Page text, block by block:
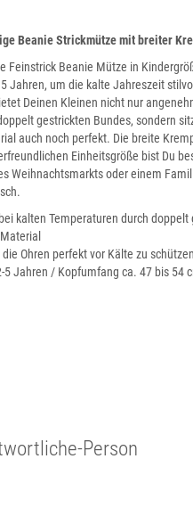
Beanie Strickmütze mit breiter
Feinstrick Beanie Mütze in
Jahren, um die kalte Jahreszeit
Deinen Kleinen nicht nur
gestrickten Bundes, sondern
auch noch perfekt. Die breite
Einheitsgröße bist Du
Weihnachtsmarkts oder einem
kalten Temperaturen durch doppelt
Ohren perfekt vor Kälte zu schützen
5 Jahren / Kopfumfang ca. 47 bis 54
Person